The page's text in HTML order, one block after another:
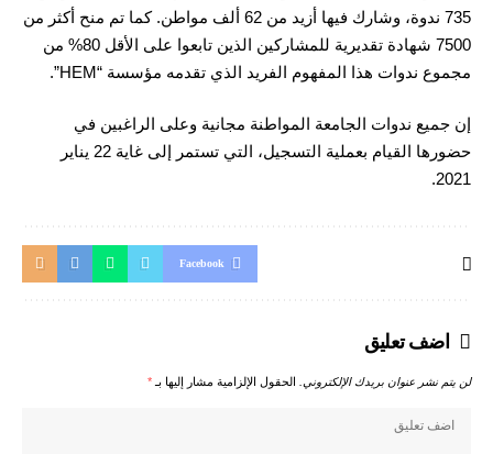
735 ندوة، وشارك فيها أزيد من 62 ألف مواطن. كما تم منح أكثر من
7500 شهادة تقديرية للمشاركين الذين تابعوا على الأقل 80% من
مجموع ندوات هذا المفهوم الفريد الذي تقدمه مؤسسة “HEM”.
إن جميع ندوات الجامعة المواطنة مجانية وعلى الراغبين في
حضورها القيام بعملية التسجيل، التي تستمر إلى غاية 22 يناير
2021.
Facebook
اضف تعليق
لن يتم نشر عنوان بريدك الإلكتروني. الحقول الإلزامية مشار إليها بـ*